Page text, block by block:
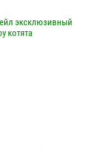
эксклюзивный
котята